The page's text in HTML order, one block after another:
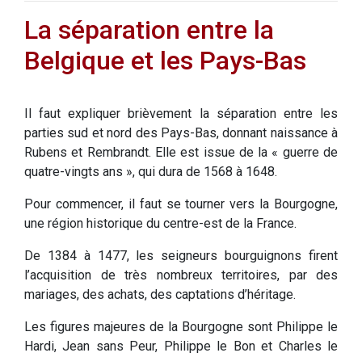
La séparation entre la
Belgique et les Pays-Bas
Il faut expliquer brièvement la séparation entre les
parties sud et nord des Pays-Bas, donnant naissance à
Rubens et Rembrandt. Elle est issue de la « guerre de
quatre-vingts ans », qui dura de 1568 à 1648.
Pour commencer, il faut se tourner vers la Bourgogne,
une région historique du centre-est de la France.
De 1384 à 1477, les seigneurs bourguignons firent
l’acquisition de très nombreux territoires, par des
mariages, des achats, des captations d’héritage.
Les figures majeures de la Bourgogne sont Philippe le
Hardi, Jean sans Peur, Philippe le Bon et Charles le